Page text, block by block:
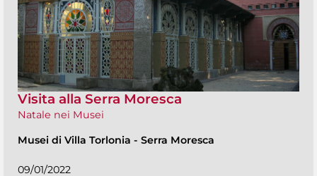
Visita alla Serra Moresca
Natale nei Musei
Musei di Villa Torlonia - Serra Moresca
09/01/2022